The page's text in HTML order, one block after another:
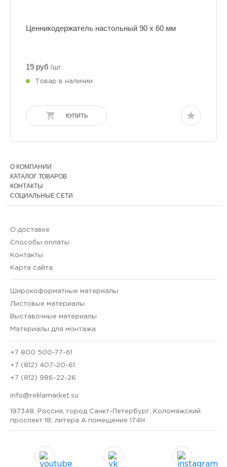
Ценникодержатель настольный 90 х 60 мм
19 руб /шт.
Товар в наличии
КУПИТЬ
О КОМПАНИИ
КАТАЛОГ ТОВАРОВ
КОНТАКТЫ
СОЦИАЛЬНЫЕ СЕТИ
О доставке
Способы оплаты
Контакты
Карта сайта
Широкоформатные материалы
Листовые материалы
Выставочные материалы
Материалы для монтажа
+7 800 500-77-61
+7 (812) 407-20-61
+7 (812) 986-22-26
info@reklamarket.su
197348, Россия, город Санкт-Петербург, Коломяжский
проспект 18, литера А помещение 174Н